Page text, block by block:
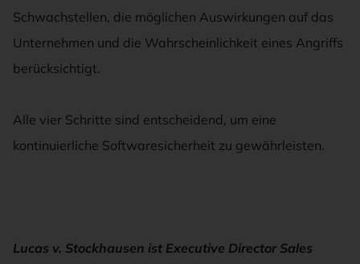
Schwachstellen, die möglichen Auswirkungen auf das
Unternehmen und die Wahrscheinlichkeit eines Angriffs
berücksichtigt.
Alle vier Schritte sind entscheidend, um eine
kontinuierliche Softwaresicherheit zu gewährleisten.
Lucas v. Stockhausen ist Executive Director Sales